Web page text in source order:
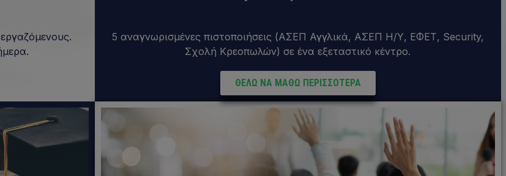
5 αναγνωρισμένες πιστοποιήσεις (ΑΣΕΠ Αγγλικά, ΑΣΕΠ Η/Υ, ΕΦΕΤ, Security,
Σχολή Κρεοπωλών) σε ένα εξεταστικό κέντρο.
ΘΕΛΩ ΝΑ ΜΑΘΩ ΠΕΡΙΣΣΟΤΕΡΑ